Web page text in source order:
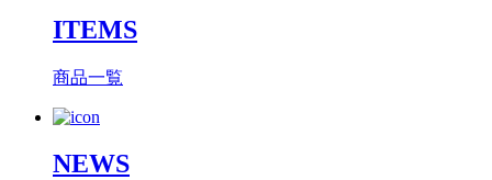
ITEMS
商品一覧
NEWS